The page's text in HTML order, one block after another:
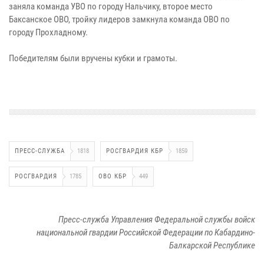
заняла команда УВО по городу Нальчику, второе место
Баксанское ОВО, тройку лидеров замкнула команда ОВО по
городу Прохладному.
Победителям были вручены кубки и грамоты.
ПРЕСС-СЛУЖБА 1818 РОСГВАРДИЯ КБР 1859
РОСГВАРДИЯ 1785 ОВО КБР 449
Пресс-служба Управления Федеральной службы войск
национальной гвардии Российской Федерации по Кабардино-
Балкарской Республике